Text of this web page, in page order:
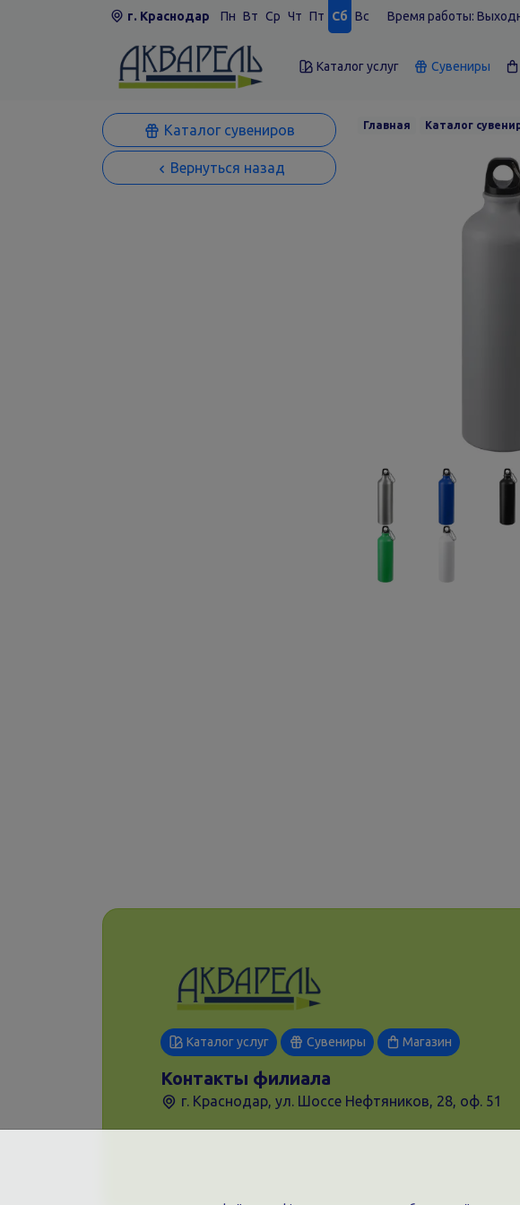
г. Краснодар Пн Вт Ср Чт Пт Сб Вс Время работы:
Каталог услуг Сувениры
Каталог сувениров
Вернуться назад
Главная Каталог
Каталог услуг Сувениры Магазин
Контакты филиала
г. Краснодар, ул. Шоссе Нефтяников, 28, оф. 51